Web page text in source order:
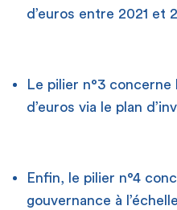
d’euros entre 2021 et
Le pilier n°3
d’euros via le plan
Enfin, le pilier n°4
gouvernance à